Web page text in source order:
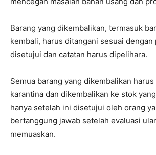
Barang yang dikembalikan, termasuk
kembali, harus ditangani sesuai dengan
disetujui dan catatan harus dipelihara.
Semua barang yang dikembalikan
karantina dan dikembalikan ke stok
hanya setelah ini disetujui oleh orang
bertanggung jawab setelah evaluasi
memuaskan.